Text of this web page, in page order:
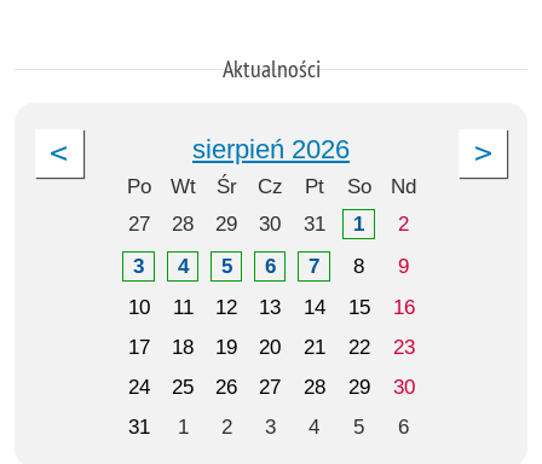
Aktualności
sierpień 2026
Po Wt Śr Cz Pt So
Nd
27
28 29 30 31 1
2
3
4 5 6 7 8
9
10
11 12 13 14 15
16
17
18 19 20 21 22
23
24
25 26 27 28 29
30
31
1 2 3 4 5 6